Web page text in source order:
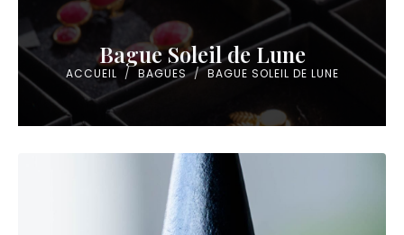
Bague Soleil de Lune
ACCUEIL BAGUES BAGUE SOLEIL DE LUNE